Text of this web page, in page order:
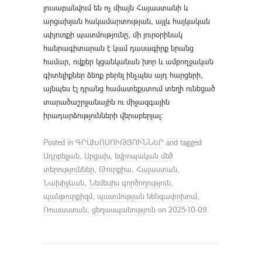
լուսաբանվում են ոչ միայն Հայաստանի և
արցախյան հակամարտության, այլև հայկական
սփյուռքի պատմությունը, մի յուրօրինակ
հանրագիտարան է կամ դասագիրք նրանց
համար, ովքեր կցանկանան խոր և ամբողջական
գիտելիքներ ձեռք բերել ինչպես այդ հարցերի,
այնպես էլ դրանց համատեքստում տեղի ունեցած
տարածաշրջանային ու միջազգային
իրադարձությունների վերաբերյալ։
Posted in ԳՐԱԽՈՍՈՒԹՅՈՒՆՆԵՐ and tagged
Ադրբեջան, Արցախ, եվրոպական մեծ
տերություններ, Թուրքիա, Հայաստան,
Նախիջևան, Նեմեսիս գործողություն,
պանթուրքիզմ, պատմության նենգափոխում,
Ռուսաստան, ցեղասպանություն on 2025-10-09.